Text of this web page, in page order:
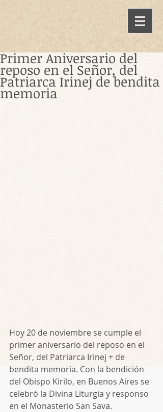
Primer Aniversario del
reposo en el Señor, del
Patriarca Irinej de bendita
memoria
Hoy 20 de noviembre se cumple el
primer aniversario del reposo en el
Señor, del Patriarca Irinej + de
bendita memoria. Con la bendición
del Obispo Kirilo, en Buenos Aires se
celebró la Divina Liturgia y responso
en el Monasterio San Sava.